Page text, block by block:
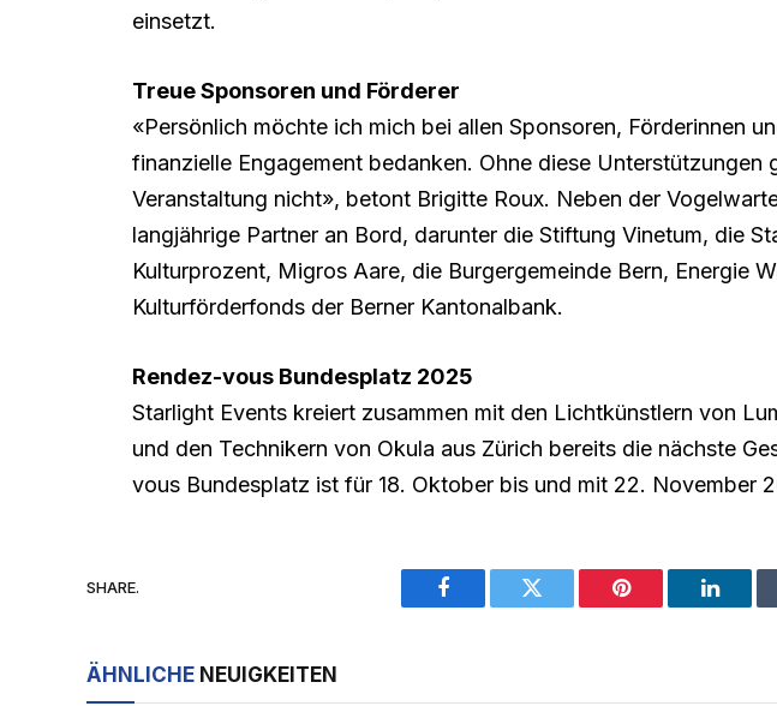
einsetzt.
Treue Sponsoren und Förderer
«Persönlich möchte ich mich bei allen Sponsoren, Förderinnen
finanzielle Engagement bedanken. Ohne diese Unterstützungen
Veranstaltung nicht», betont Brigitte Roux. Neben der
langjährige Partner an Bord, darunter die Stiftung Vinetum, die
Kulturprozent, Migros Aare, die Burgergemeinde Bern, Energie
Kulturförderfonds der Berner Kantonalbank.
Rendez-vous Bundesplatz 2025
Starlight Events kreiert zusammen mit den Lichtkünstlern von
und den Technikern von Okula aus Zürich bereits die nächste
vous Bundesplatz ist für 18. Oktober bis und mit 22. November
SHARE.
Facebook Twitter Pinterest
ÄHNLICHE NEUIGKEITEN